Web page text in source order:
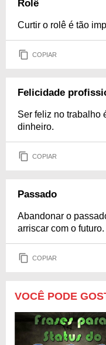
Rolê
Curtir o rolê é tão
COPIAR
Felicidade
Ser feliz no trabalho
dinheiro.
COPIAR
Passado
Abandonar o
arriscar com o futuro.
COPIAR
VOCÊ PODE